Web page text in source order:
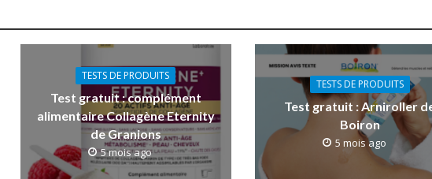
TESTS DE PRODUITS
Test gratuit : complément
alimentaire Collagène Eternity
de Granions
5 mois ago
TESTS DE PRODUITS
Test gratuit : Arniroller
Boiron
5 mois ago